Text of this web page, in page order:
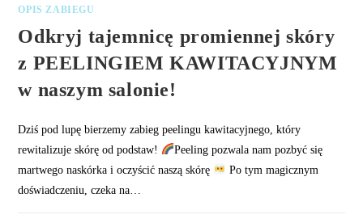
OPIS ZABIEGU
Odkryj tajemnicę promiennej skóry
z PEELINGIEM KAWITACYJNYM
w naszym salonie!
Dziś pod lupę bierzemy zabieg peelingu kawitacyjnego, który
rewitalizuje skórę od podstaw!
Peeling pozwala nam pozbyć się
martwego naskórka i oczyścić naszą skórę
Po tym magicznym
doświadczeniu, czeka na…